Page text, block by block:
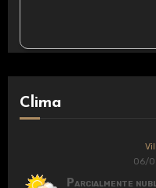
Clima
06/
Parcialmente